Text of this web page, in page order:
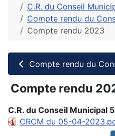
C.R. du Conseil
Compte rendu du
Compte rendu 2023
Compte rendu du
Compte rendu
C.R. du Conseil Municipal
CRCM du 05-04-